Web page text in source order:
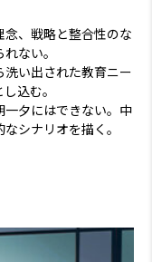
、戦略と整合性のな
ない。
い出された教育ニー
込む。
夕にはできない。中
シナリオを描く。